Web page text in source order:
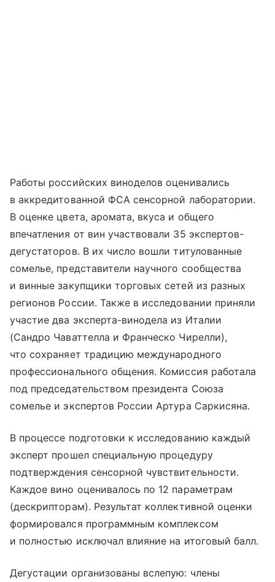
Работы российских виноделов оценивались
в аккредитованной ФСА сенсорной лаборатории.
В оценке цвета, аромата, вкуса и общего
впечатления от вин участвовали 35 экспертов-
дегустаторов. В их число вошли титулованные
сомелье, представители научного сообщества
и винные закупщики торговых сетей из разных
регионов России. Также в исследовании приняли
участие два эксперта-винодела из Италии
(Сандро Чаваттелла и Франческо Чирелли),
что сохраняет традицию международного
профессионального общения. Комиссия работала
под председательством президента Союза
сомелье и экспертов России Артура Саркисяна.
В процессе подготовки к исследованию каждый
эксперт прошел специальную процедуру
подтверждения сенсорной чувствительности.
Каждое вино оценивалось по 12 параметрам
(дескрипторам). Результат коллективной оценки
формировался программным комплексом
и полностью исключал влияние на итоговый балл.
Дегустации организованы вслепую: члены